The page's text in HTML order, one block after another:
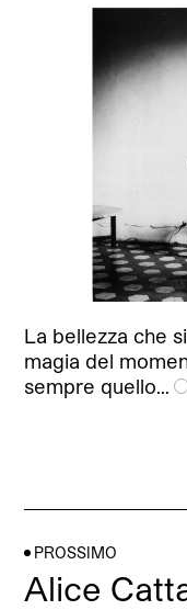
La bellezza che
magia del
sempre quello…
PROSSIMO
Alice